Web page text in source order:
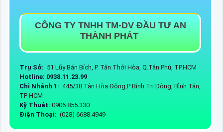
CÔNG TY TNHH TM-DV ĐẦU TƯ AN
THÀNH PHÁT
Trụ Sở: 51 Lũy Bán Bích, P. Tân Thới Hòa, Q.Tân Phú, TP.HCM
Hotline: 0938.11.23.99
Chi Nhánh 1: 445/38 Tân Hòa Đông,P Bình Trị Đông, Bình Tân,
TP HCM
Kỹ Thuật: 0906.855.330
Điện Thoại: (028) 6688.4949